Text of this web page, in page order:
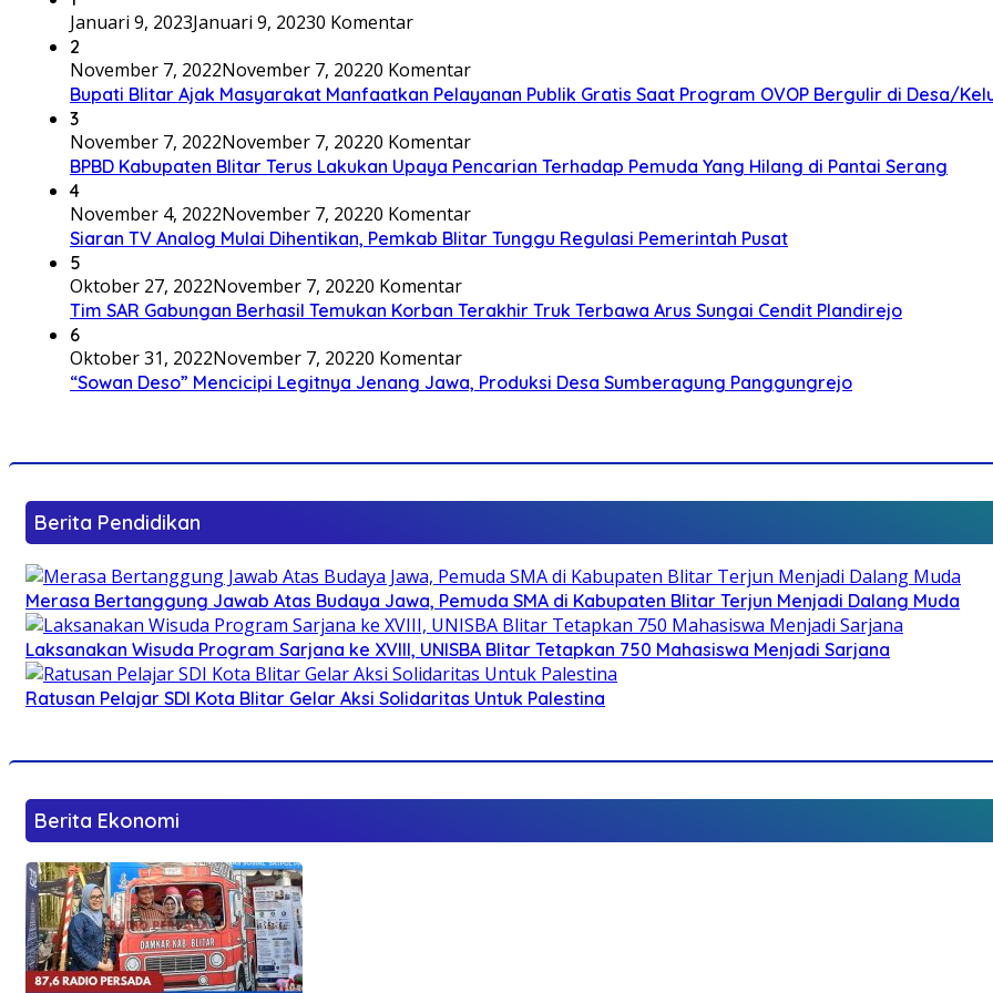
Januari 9, 2023Januari 9, 20230 Komentar
2
November 7, 2022November 7, 20220 Komentar
Bupati Blitar Ajak Masyarakat Manfaatkan Pelayanan Publik Gratis Saat Program OVOP Bergulir di Desa/
3
November 7, 2022November 7, 20220 Komentar
BPBD Kabupaten Blitar Terus Lakukan Upaya Pencarian Terhadap Pemuda Yang Hilang di Pantai Serang
4
November 4, 2022November 7, 20220 Komentar
Siaran TV Analog Mulai Dihentikan, Pemkab Blitar Tunggu Regulasi Pemerintah Pusat
5
Oktober 27, 2022November 7, 20220 Komentar
Tim SAR Gabungan Berhasil Temukan Korban Terakhir Truk Terbawa Arus Sungai Cendit Plandirejo
6
Oktober 31, 2022November 7, 20220 Komentar
“Sowan Deso” Mencicipi Legitnya Jenang Jawa, Produksi Desa Sumberagung Panggungrejo
Berita Pendidikan
Merasa Bertanggung Jawab Atas Budaya Jawa, Pemuda SMA di Kabupaten Blitar Terjun Menjadi Dalang Muda
Laksanakan Wisuda Program Sarjana ke XVIII, UNISBA Blitar Tetapkan 750 Mahasiswa Menjadi Sarjana
Ratusan Pelajar SDI Kota Blitar Gelar Aksi Solidaritas Untuk Palestina
Berita Ekonomi